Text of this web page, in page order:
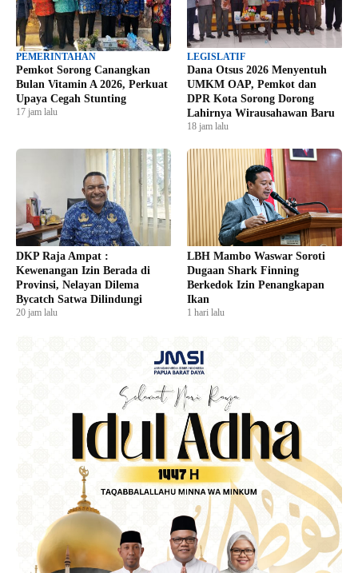
PEMERINTAHAN
Pemkot Sorong Canangkan
Bulan Vitamin A 2026, Perkuat
Upaya Cegah Stunting
17 jam lalu
LEGISLATIF
Dana Otsus 2026 Menyentuh
UMKM OAP, Pemkot dan
DPR Kota Sorong Dorong
Lahirnya Wirausahawan Baru
18 jam lalu
DKP Raja Ampat :
Kewenangan Izin Berada di
Provinsi, Nelayan Dilema
Bycatch Satwa Dilindungi
20 jam lalu
LBH Mambo Waswar Soroti
Dugaan Shark Finning
Berkedok Izin Penangkapan
Ikan
1 hari lalu